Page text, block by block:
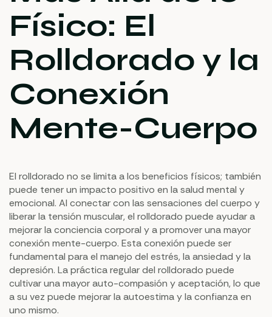
Físico: El
Rolldorado y la
Conexión
Mente-Cuerpo
El rolldorado no se limita a los beneficios físicos; también
puede tener un impacto positivo en la salud mental y
emocional. Al conectar con las sensaciones del cuerpo y
liberar la tensión muscular, el rolldorado puede ayudar a
mejorar la conciencia corporal y a promover una mayor
conexión mente-cuerpo. Esta conexión puede ser
fundamental para el manejo del estrés, la ansiedad y la
depresión. La práctica regular del rolldorado puede
cultivar una mayor auto-compasión y aceptación, lo que
a su vez puede mejorar la autoestima y la confianza en
uno mismo.